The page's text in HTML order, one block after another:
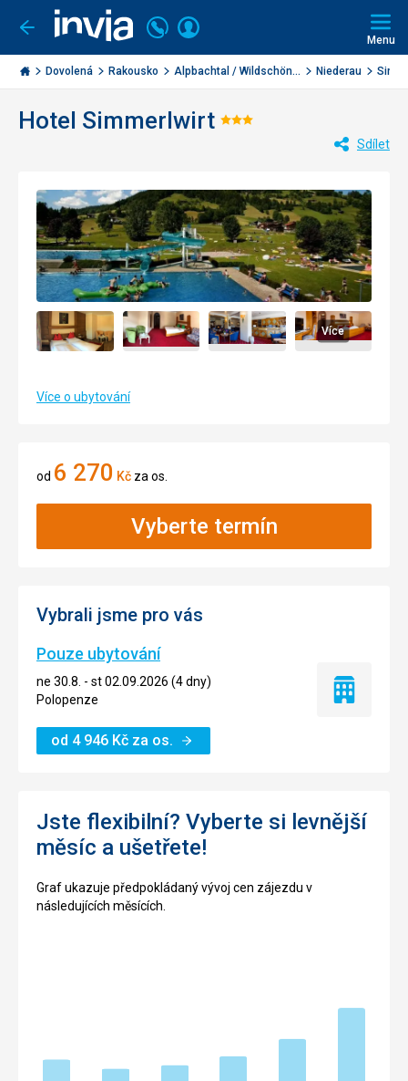
Jít
zpět
Invia.cz
Volejte
226
000
284
Přihlásit
Menu
Dovolená Rakousko Alpbachtal / Wildschön... Niederau
Hotel Simmerlwirt Hodnocení:
Sdílet
Více
Více o ubytování
od 6 270 Kč za os.
Vyberte termín
Vybrali jsme pro vás
Pouze ubytování
ne 30.8. - st 02.09.2026 (4 dny)
Polopenze
od 4 946 Kč za os.
Pouze
Jste flexibilní? Vyberte si levnější
měsíc a ušetřete!
Graf ukazuje předpokládaný vývoj cen zájezdu v
následujících měsících.